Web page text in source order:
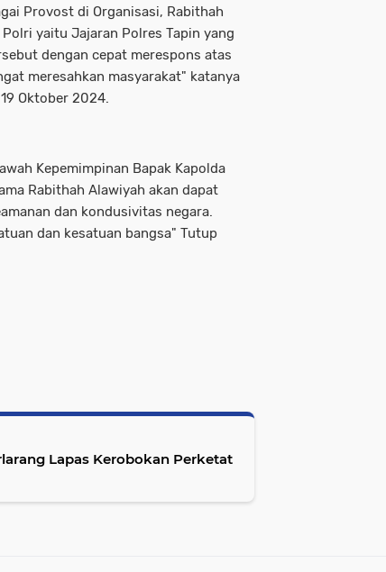
Provost di Organisasi, Rabithah
yaitu Jajaran Polres Tapin yang
dengan cepat merespons atas
meresahkan masyarakat" katanya
Oktober 2024.
Kepemimpinan Bapak Kapolda
Rabithah Alawiyah akan dapat
dan kondusivitas negara.
dan kesatuan bangsa" Tutup
Lapas Kerobokan Perketat